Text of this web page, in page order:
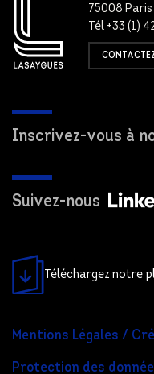
75008 Paris
Tél +33 (1)
Inscrivez-vous à
Suivez-nous
Téléchargez notre
Mentions Légales /
Protection des